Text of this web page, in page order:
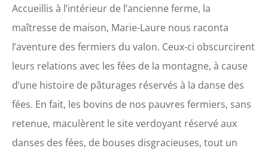
Accueillis à l’intérieur de l’ancienne ferme, la
maîtresse de maison, Marie-Laure nous raconta
l’aventure des fermiers du valon. Ceux-ci obscurcirent
leurs relations avec les fées de la montagne, à cause
d’une histoire de pâturages réservés à la danse des
fées. En fait, les bovins de nos pauvres fermiers, sans
retenue, maculèrent le site verdoyant réservé aux
danses des fées, de bouses disgracieuses, tout un